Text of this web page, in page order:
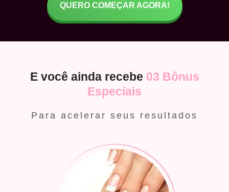
QUERO COMEÇAR AGORA!
E você ainda recebe 03 Bônus
Especiais
Para acelerar seus resultados